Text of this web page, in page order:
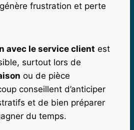
frustration et perte
avec le service client est
surtout lors de
ou de pièce
conseillent d’anticiper
et de bien préparer
du temps.